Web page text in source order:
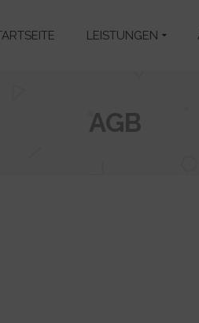
LEISTUNGEN
AGB